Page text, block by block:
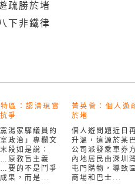
疏勝於堵
下非鐵律
區：認清現實
爭
湯家驊議員的
室政治」專欄文
段如是說：
原教旨主義
要的不是鬥爭
果，而是...
菁英薈：個人遊
於堵
個人遊問題近日
升溫，這源於某
公司派發乘車券
內地居民由深圳
屯門購物，導致
商場和巴士...